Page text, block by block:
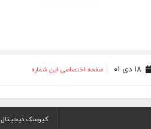
۱۸ دی ۰۱ صفحه اختصاصی این شماره
کیوسک دیجیتال